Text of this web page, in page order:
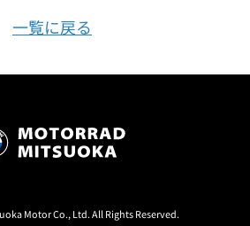
一覧に戻る
Motor Co., Ltd. All Rights Reserved.